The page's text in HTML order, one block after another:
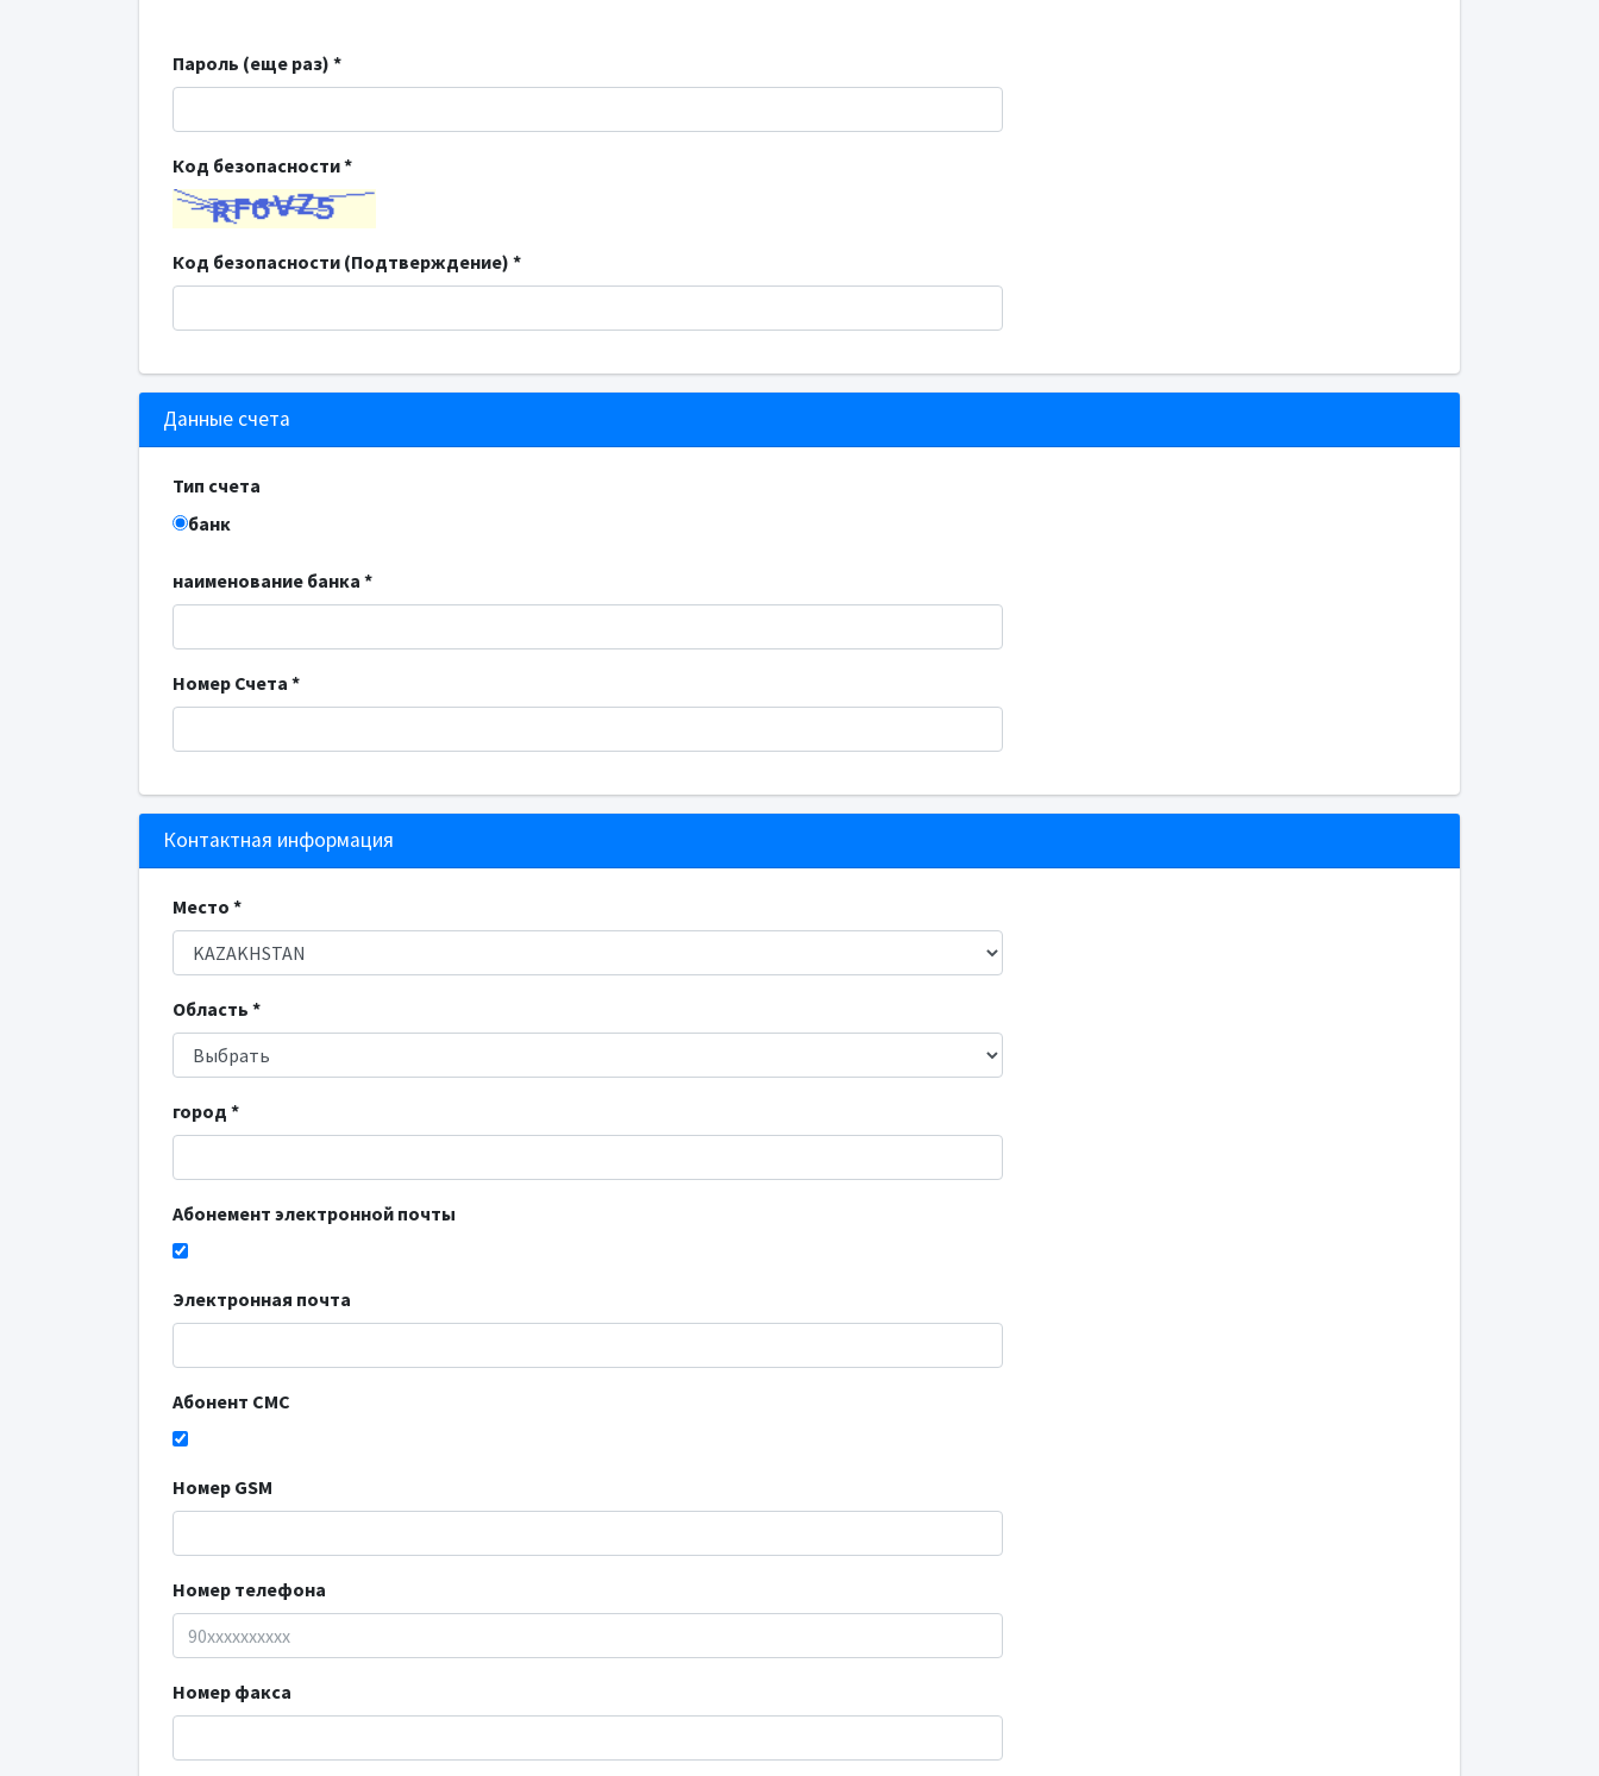
Пароль (еще раз) *
Код безопасности *
Код безопасности (Подтверждение) *
Данные счета
Тип счета
банк
наименование банка *
Номер Счета *
Контактная информация
Место *
Область *
город *
Абонемент электронной почты
Электронная почта
Абонент СМС
Номер GSM
Номер телефона
Номер факса